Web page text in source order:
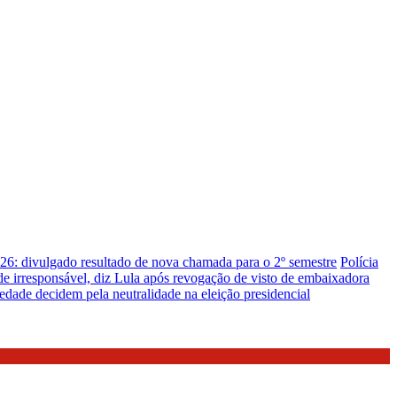
divulgado resultado de nova chamada para o 2º semestre Polícia
irresponsável, diz Lula após revogação de visto de embaixadora
decidem pela neutralidade na eleição presidencial